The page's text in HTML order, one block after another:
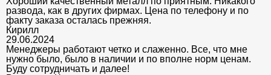
развода, как в других фирмах. Цена по телефону и по
факту заказа осталась прежняя.
Кирилл
29.06.2024
Менеджеры работают четко и слаженно. Все, что мне
нужно было, было в наличии и по вполне норм ценам.
Буду сотрудничать и далее!